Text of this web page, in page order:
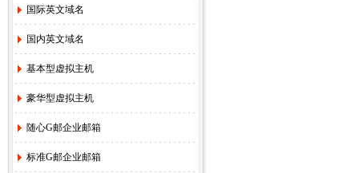
如果您需要使用，管理以上业务，敬请您提
早办理，谢谢!
赛友在线
2022年08月26日
2.关于《全面实行域名实名制》的紧急通
知！ [2022-6-23]
3.关于.com价格调整的通知
国际英文域名
国内英文域名
基本型虚拟主机
豪华型虚拟主机
随心G邮企业邮箱
标准G邮企业邮箱